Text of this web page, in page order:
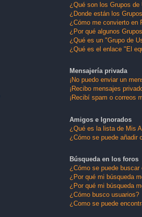
¿Qué son los Grupos de
¿Donde están los
¿Cómo me convierto en
¿Por qué algunos
¿Qué es un "Grupo de
¿Qué es el enlace "El
Mensajería privada
¡No puedo enviar un
¡Recibo mensajes
¡Recibí spam o correos
Amigos e Ignorados
¿Qué es la lista de Mis
¿Cómo se puede añadir
Búsqueda en los foros
¿Cómo se puede
¿Por qué mi búsqueda
¿Por qué mi búsqueda
¿Cómo busco usuarios?
¿Como se puede